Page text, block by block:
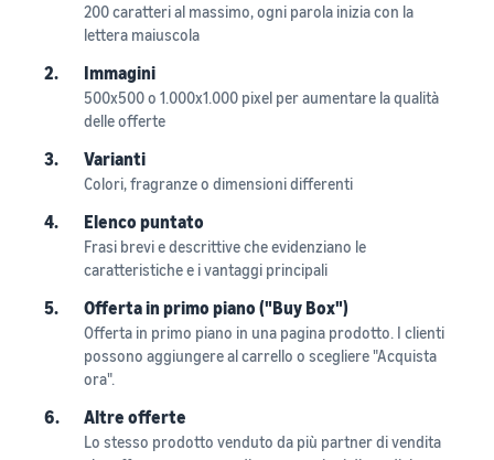
200 caratteri al massimo, ogni parola inizia con la
lettera maiuscola
2. Immagini
500x500 o 1.000x1.000 pixel per aumentare la qualità
delle offerte
3. Varianti
Colori, fragranze o dimensioni differenti
4. Elenco puntato
Frasi brevi e descrittive che evidenziano le
caratteristiche e i vantaggi principali
5. Offerta in primo piano ("Buy Box")
Offerta in primo piano in una pagina prodotto. I clienti
possono aggiungere al carrello o scegliere "Acquista
ora".
6. Altre offerte
Lo stesso prodotto venduto da più partner di vendita